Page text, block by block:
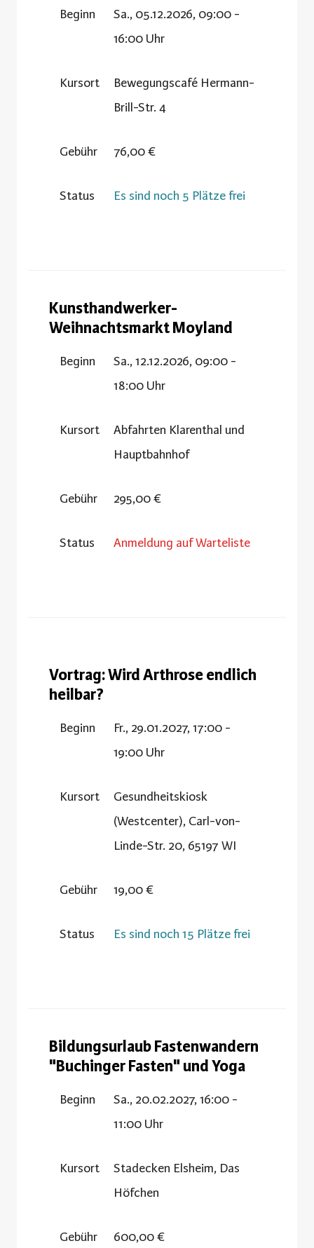
Beginn
Sa., 05.12.2026, 09:00 -
16:00 Uhr
Kursort
Bewegungscafé Hermann-
Brill-Str. 4
Gebühr 76,00 €
Status Es sind noch 5 Plätze frei
Kunsthandwerker-
Weihnachtsmarkt Moyland
Beginn
Sa., 12.12.2026, 09:00 -
18:00 Uhr
Kursort
Abfahrten Klarenthal und
Hauptbahnhof
Gebühr 295,00 €
Status Anmeldung auf Warteliste
Vortrag: Wird Arthrose endlich
heilbar?
Beginn
Fr., 29.01.2027, 17:00 -
19:00 Uhr
Kursort
Gesundheitskiosk
(Westcenter), Carl-von-
Linde-Str. 20, 65197 WI
Gebühr 19,00 €
Status Es sind noch 15 Plätze frei
Bildungsurlaub Fastenwandern
"Buchinger Fasten" und Yoga
Beginn
Sa., 20.02.2027, 16:00 -
11:00 Uhr
Kursort
Stadecken Elsheim, Das
Höfchen
Gebühr 600,00 €